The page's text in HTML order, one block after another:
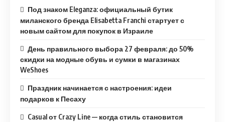
Под знаком Eleganza: официальный бутик
миланского бренда Elisabetta Franchi стартует с
новым сайтом для покупок в Израиле
День правильного выбора 27 февраля: до 50%
скидки на модные обувь и сумки в магазинах
WeShoes
Праздник начинается с настроения: идеи
подарков к Песаху
Casual от Crazy Line — когда стиль становится